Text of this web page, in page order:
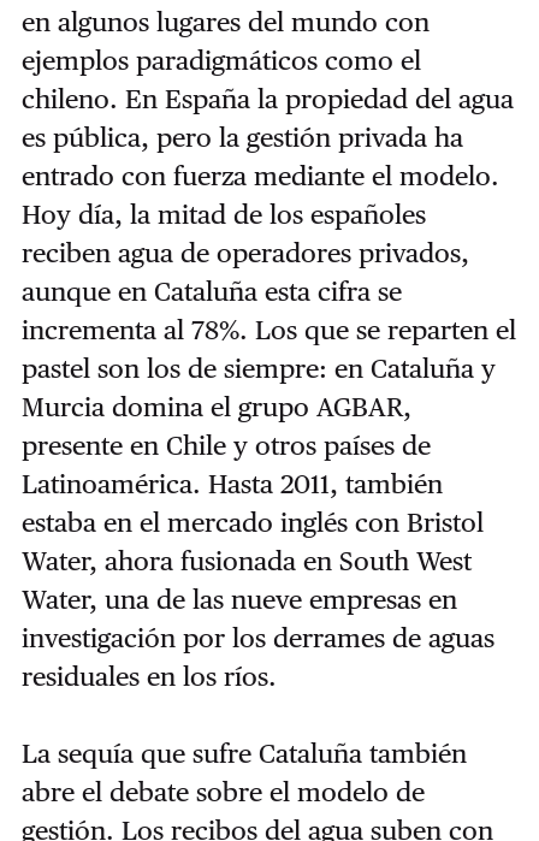
en algunos lugares del mundo con
ejemplos paradigmáticos como el
chileno. En España la propiedad del agua
es pública, pero la gestión privada ha
entrado con fuerza mediante el modelo.
Hoy día, la mitad de los españoles
reciben agua de operadores privados,
aunque en Cataluña esta cifra se
incrementa al 78%. Los que se reparten el
pastel son los de siempre: en Cataluña y
Murcia domina el grupo AGBAR,
presente en Chile y otros países de
Latinoamérica. Hasta 2011, también
estaba en el mercado inglés con Bristol
Water, ahora fusionada en South West
Water, una de las nueve empresas en
investigación por los derrames de aguas
residuales en los ríos.
La sequía que sufre Cataluña también
abre el debate sobre el modelo de
gestión. Los recibos del agua suben con